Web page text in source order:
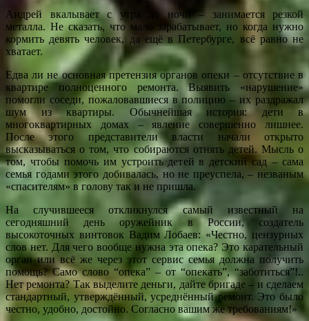
Андрей вкалывает с утра до ночи – занимается резкой
металла. Не сказать, что мало зарабатывает, но когда нужно
кормить девять человек, да ещё в Петербурге, всё равно не
хватает.
Едва ли не основная претензия органов опеки – отсутствие в
квартире полноценного ремонта. Выявить «нарушение»
помогли соседи, пожаловавшиеся в полицию – их раздражал
шум из квартиры. Обычнейшая история: дети в
многоквартирных домах – явление совершенно лишнее.
После этого представители власти начали открыто
высказываться о том, что собираются отнять детей. Мысль о
том, чтобы помочь им устроить детей в детский сад – сама
семья годами этого добивалась, но не преуспела, – незваным
«спасителям» в голову так и не пришла.
На случившееся откликнулся самый известный на
сегодняшний день оружейник в России, создатель
высокоточных винтовок Вадим Лобаев: «Честно, цензурных
слов нет. Для чего вообще нужна эта опека? Это карательный
орган или всё же через этот сервис семья должна получить
помощь? Само слово “опека” – от “опекать”, “заботиться”!..
Нет ремонта? Так выделите деньги, дайте бригаде – и сделаем
стандартный, утверждённый, усреднённый ремонт. Это было
честно, удобно, достойно. Согласно вашим же требованиям!»